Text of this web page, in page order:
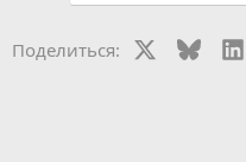
Поделиться: